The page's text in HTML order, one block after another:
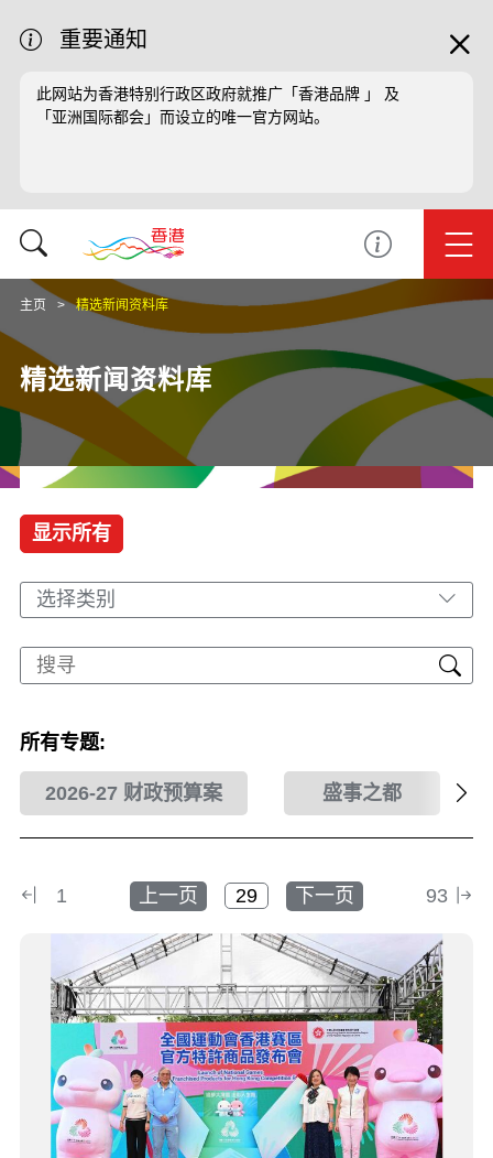
重要通知
此网站为香港特别行政区政府就推广「香港品牌 」 及
「亚洲国际都会」而设立的唯一官方网站。
主页 精选新闻资料库
精选新闻资料库
显示所有
选择类别
所有专题:
2026-27 财政预算案 盛事之都
1 上一页 下一页 93